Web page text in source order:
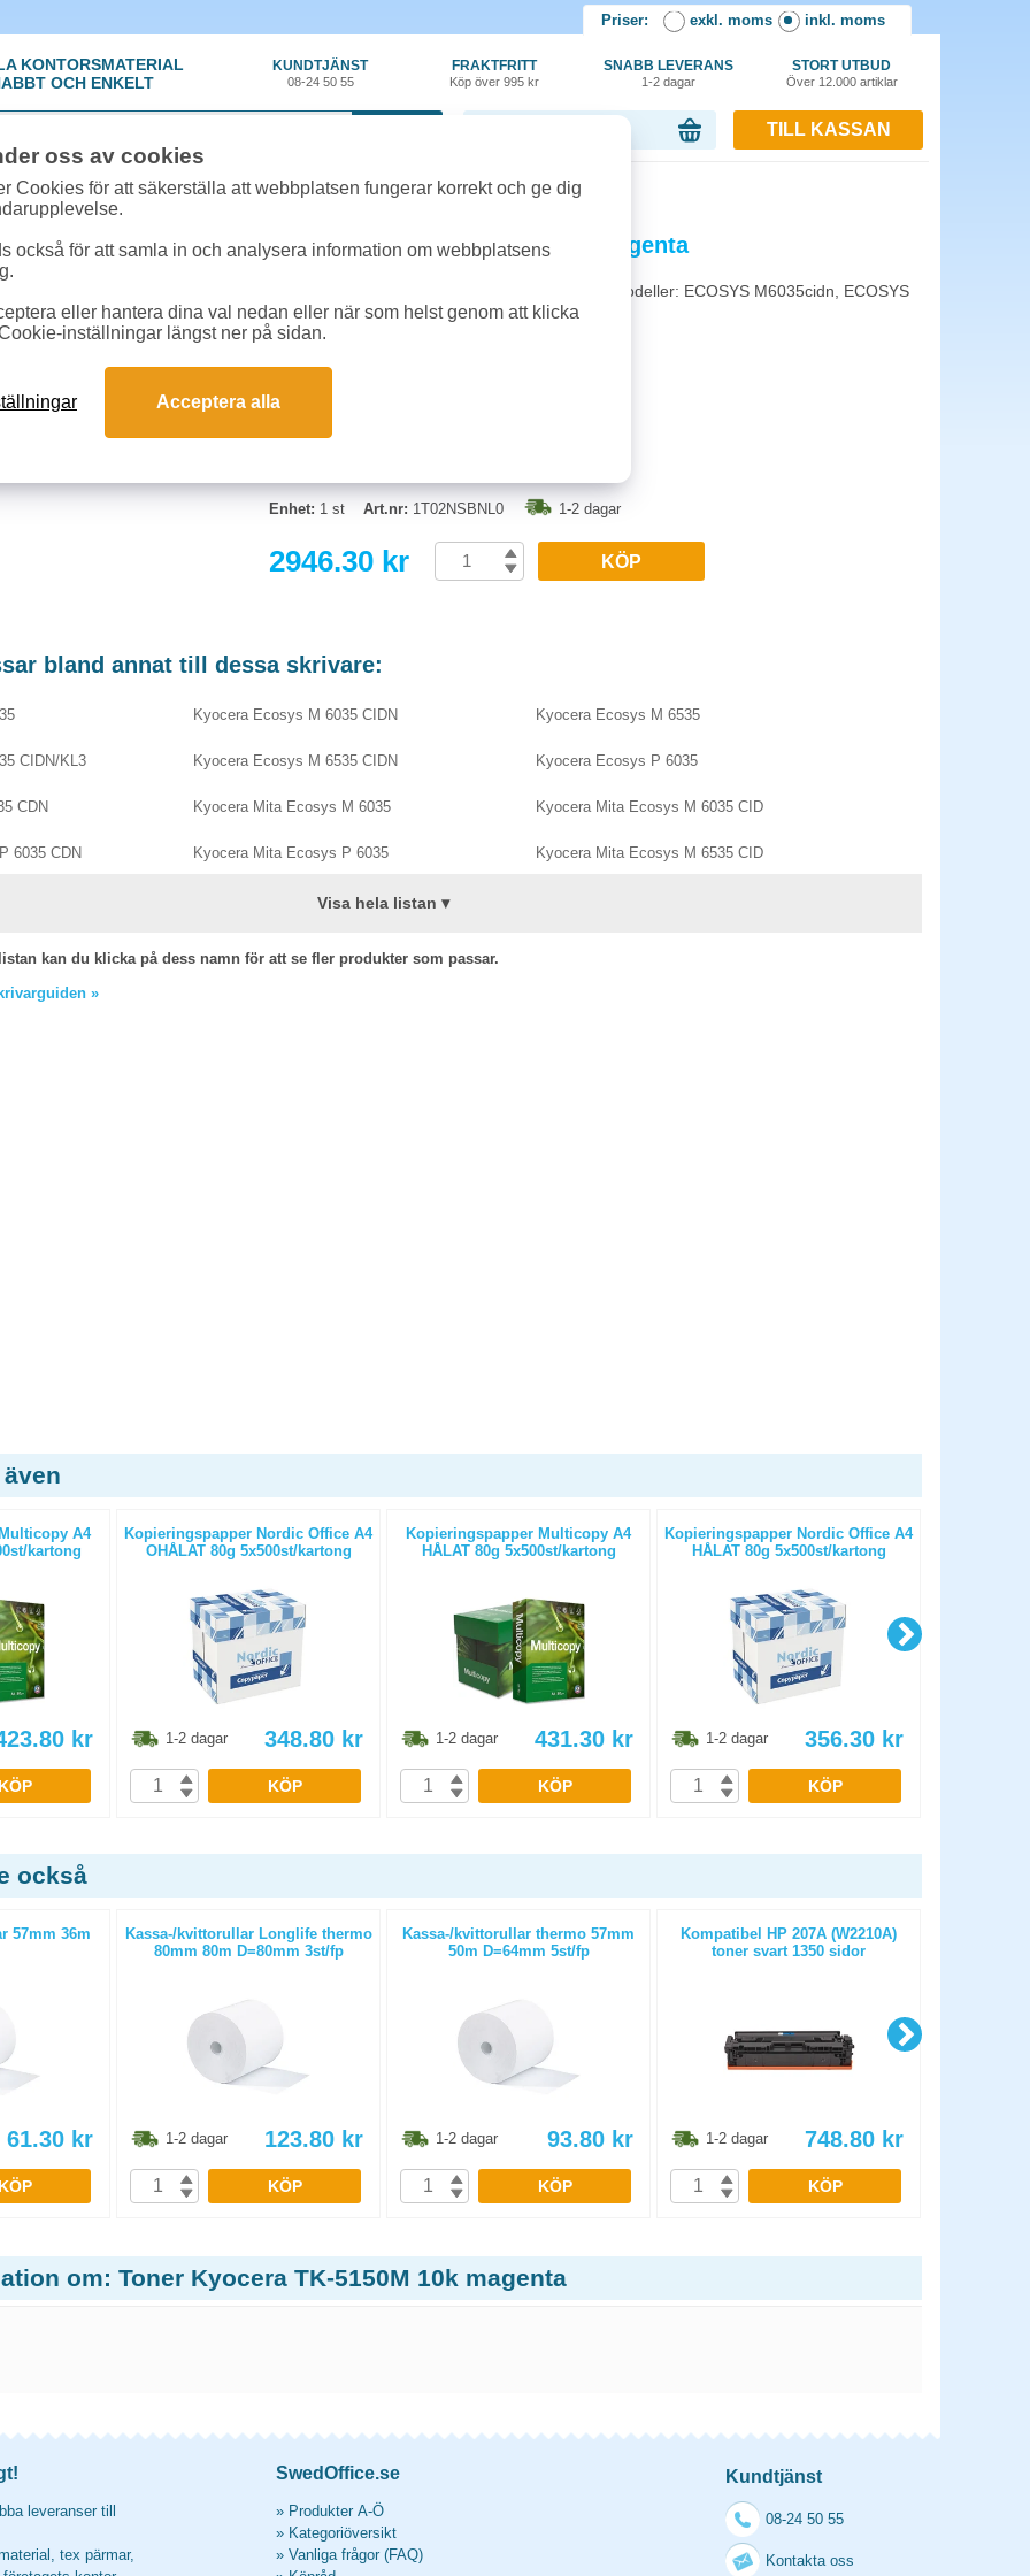
Priser: exkl. moms inkl. moms
KONTORSMATERIAL
OCH ENKELT
KUNDTJÄNST
08-24 50 55
FRAKTFRITT
Köp över 995 kr
SNABB LEVERANS
1-2 dagar
STORT UTBUD
Över 12.000 artiklar
TILL KASSAN
Förbrukning»Toner Kyocera»Toner Kyocera TK-5150M 10k magenta
Toner Kyocera TK-5150M 10k magenta
Kapacitet: Ca. 10.000 sidor. Passar till följande modeller: ECOSYS M6035cidn, ECOSYS
M6530cidn, ECOSYS P6035cdn
Enhet: 1 st Art.nr: 1T02NSBNL0 1-2 dagar
2946.30 kr KÖP
bland annat till dessa skrivare:
Kyocera Ecosys M 6035 CIDN Kyocera Ecosys M 6535
CIDN/KL3 Kyocera Ecosys M 6535 CIDN Kyocera Ecosys P 6035
CDN Kyocera Mita Ecosys M 6035 Kyocera Mita Ecosys M 6035 CID
6035 CDN Kyocera Mita Ecosys P 6035 Kyocera Mita Ecosys M 6535 CID
Visa hela listan ▾
kan du klicka på dess namn för att se fler produkter som passar.
»
A4
kartong
kr
KÖP
Kopieringspapper Nordic Office A4
OHÅLAT 80g 5x500st/kartong
1-2 dagar 348.80 kr
KÖP
Kopieringspapper Multicopy A4
HÅLAT 80g 5x500st/kartong
1-2 dagar 431.30 kr
KÖP
Kopieringspapper Nordic Office A4
HÅLAT 80g 5x500st/kartong
1-2 dagar 356.30 kr
KÖP
också
57mm 36m
61.30 kr
KÖP
Kassa-/kvittorullar Longlife thermo
80mm 80m D=80mm 3st/fp
1-2 dagar 123.80 kr
KÖP
Kassa-/kvittorullar thermo 57mm
50m D=64mm 5st/fp
1-2 dagar 93.80 kr
KÖP
Kompatibel HP 207A (W2210A)
toner svart 1350 sidor
1-2 dagar 748.80 kr
KÖP
om: Toner Kyocera TK-5150M 10k magenta
leveranser till
tex pärmar,
SwedOffice.se
» Produkter A-Ö
» Kategoriöversikt
» Vanliga frågor (FAQ)
Kundtjänst
08-24 50 55
Kontakta oss
oss av cookies
Cookies för att säkerställa att webbplatsen fungerar korrekt och ge dig
också för att samla in och analysera information om webbplatsens
eller hantera dina val nedan eller när som helst genom att klicka
inställningar längst ner på sidan.
Acceptera alla